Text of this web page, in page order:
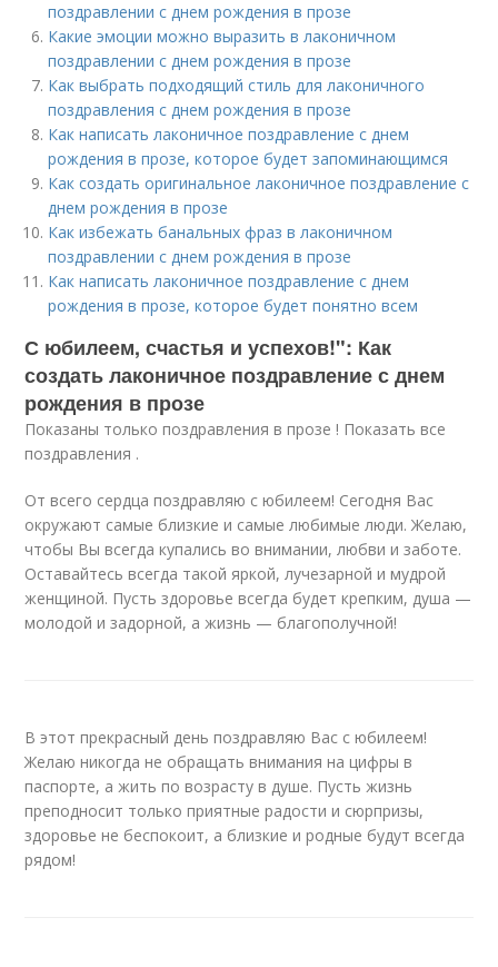
поздравлении с днем рождения в прозе
Какие эмоции можно выразить в лаконичном
поздравлении с днем рождения в прозе
Как выбрать подходящий стиль для лаконичного
поздравления с днем рождения в прозе
Как написать лаконичное поздравление с днем
рождения в прозе, которое будет запоминающимся
Как создать оригинальное лаконичное поздравление с
днем рождения в прозе
Как избежать банальных фраз в лаконичном
поздравлении с днем рождения в прозе
Как написать лаконичное поздравление с днем
рождения в прозе, которое будет понятно всем
С юбилеем, счастья и успехов!": Как
создать лаконичное поздравление с днем
рождения в прозе
Показаны только поздравления в прозе ! Показать все
поздравления .
От всего сердца поздравляю с юбилеем! Сегодня Вас
окружают самые близкие и самые любимые люди. Желаю,
чтобы Вы всегда купались во внимании, любви и заботе.
Оставайтесь всегда такой яркой, лучезарной и мудрой
женщиной. Пусть здоровье всегда будет крепким, душа —
молодой и задорной, а жизнь — благополучной!
В этот прекрасный день поздравляю Вас с юбилеем!
Желаю никогда не обращать внимания на цифры в
паспорте, а жить по возрасту в душе. Пусть жизнь
преподносит только приятные радости и сюрпризы,
здоровье не беспокоит, а близкие и родные будут всегда
рядом!